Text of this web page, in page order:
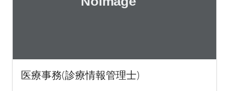
医療事務(診療情報管理士)